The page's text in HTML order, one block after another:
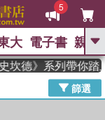
5
GO
The Odyssey 、
、 國際布克獎 臺灣
大 電子書 親子
》系列帶你踏上熱
篩選